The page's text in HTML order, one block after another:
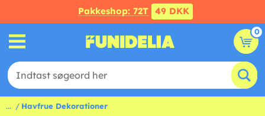
Pakkeshop: 72T 49 DKK
0
... Havfrue Dekorationer